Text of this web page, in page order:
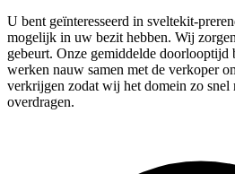
U bent geïnteresseerd in sveltekit-
mogelijk in uw bezit hebben. Wij
gebeurt. Onze gemiddelde doorlooptijd
werken nauw samen met de verkoper
verkrijgen zodat wij het domein zo snel
overdragen.